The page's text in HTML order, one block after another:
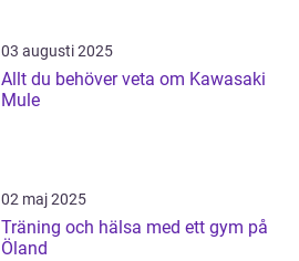
03 augusti 2025
Allt du behöver veta om Kawasaki
Mule
02 maj 2025
Träning och hälsa med ett gym på
Öland